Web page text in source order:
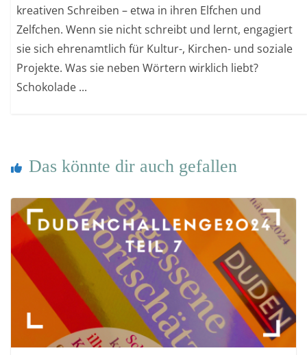
kreativen Schreiben – etwa in ihren Elfchen und
Zelfchen. Wenn sie nicht schreibt und lernt, engagiert
sie sich ehrenamtlich für Kultur-, Kirchen- und soziale
Projekte. Was sie neben Wörtern wirklich liebt?
Schokolade ...
Das könnte dir auch gefallen